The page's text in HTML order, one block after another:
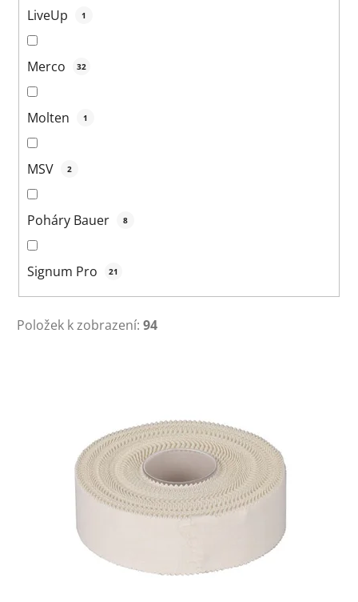
LiveUp 1
Merco 32
Molten 1
MSV 2
Poháry Bauer 8
Signum Pro 21
Položek k zobrazení: 94